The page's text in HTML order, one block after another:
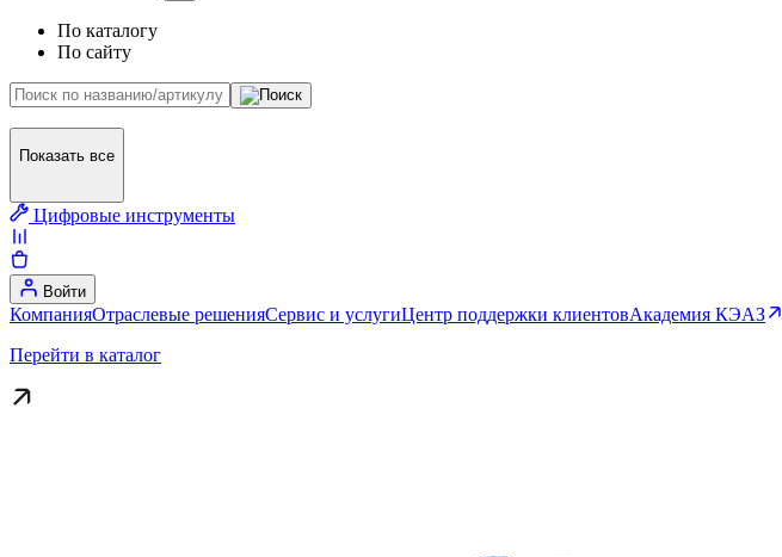
По каталогу
По сайту
Показать все
Цифровые инструменты
Войти
КомпанияОтраслевые решенияСервис и услугиЦентр поддержки клиентовАкадемия КЭАЗ
Перейти в каталог